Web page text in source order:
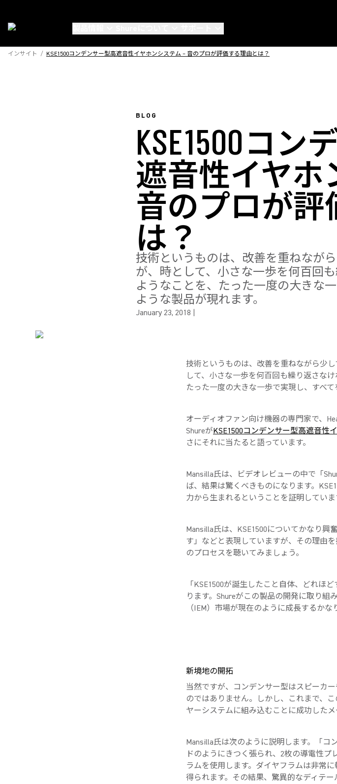
インサイト / KSE1500コンデンサー型高遮音性イヤホンシステム – 音のプロが評価する理由とは？
BLOG
KSE1500コン
遮音性イヤホ
音のプロが評
は？
技術というものは、改善を重ねなが
が、時として、小さな一歩を何百回
ようなことを、たった一度の大きな
ような製品が現れます。
January 23, 2018
技術というものは、改善を重ねながら少
して、小さな一歩を何百回も繰り返さな
たった一度の大きな一歩で実現し、すべ
オーディオファン向け機器の専門家で、
ShureがKSE1500コンデンサー型高遮音性
さにそれに当たると語っています。
Mansilla氏は、ビデオレビューの中で「
ば、結果は驚くべきものになります。
力から生まれるということを証明していま
Mansilla氏は、KSE1500についてかなり興
す」などと表現していますが、その理由
のプロセスを聴いてみましょう。
「KSE1500が誕生したこと自体、どれほ
ります。Shureがこの製品の開発に取り組
（IEM）市場が現在のように成長するかな
新境地の開拓
当然ですが、コンデンサー型はスピーカ
のではありません。しかし、これまで、
ヤーシステムに組み込むことに成功した
Mansilla氏は次のように説明します。「コ
ドのようにきつく張られ、2枚の導電性
ラムを使用します。ダイヤフラムは非常
得られます。その結果、驚異的なディテ